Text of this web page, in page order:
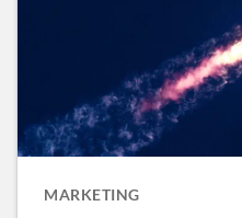
MARKETING